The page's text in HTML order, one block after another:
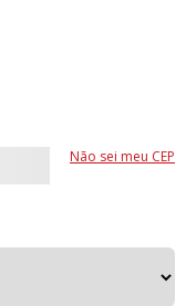
Não sei meu CEP